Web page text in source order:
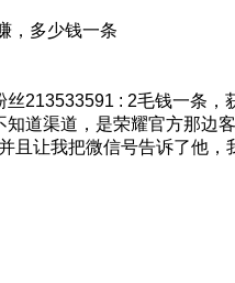
，多少钱一条
丝213533591 : 2毛钱一条，
道渠道，是荣耀官方那边客
且让我把微信号告诉了他，